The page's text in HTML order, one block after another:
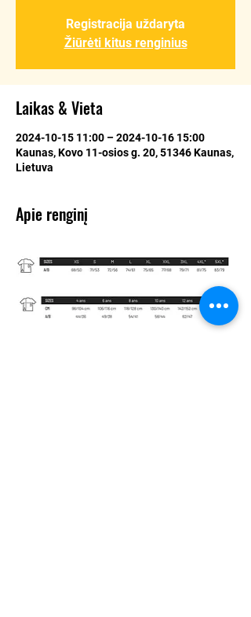
Registracija uždaryta
Žiūrėti kitus renginius
Laikas & Vieta
2024-10-15 11:00 – 2024-10-16 15:00
Kaunas, Kovo 11-osios g. 20, 51346 Kaunas,
Lietuva
Apie renginį